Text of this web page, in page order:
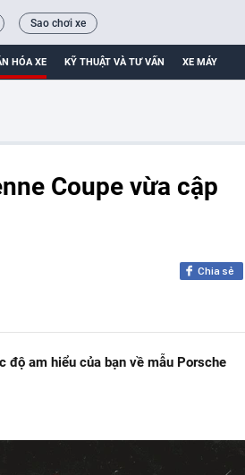
Sao chơi xe
HÓA XE KỸ THUẬT VÀ TƯ VẤN XE MÁY
Coupe vừa cập
Chia sẻ
am hiểu của bạn về mẫu Porsche